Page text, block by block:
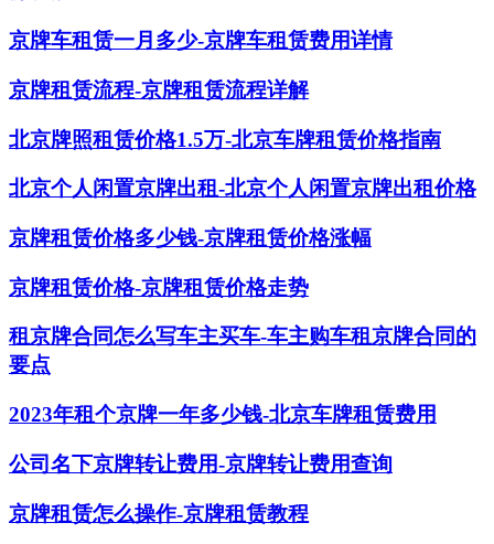
京牌车租赁一月多少-京牌车租赁费用详情
京牌租赁流程-京牌租赁流程详解
北京牌照租赁价格1.5万-北京车牌租赁价格指南
北京个人闲置京牌出租-北京个人闲置京牌出租价格
京牌租赁价格多少钱-京牌租赁价格涨幅
京牌租赁价格-京牌租赁价格走势
租京牌合同怎么写车主买车-车主购车租京牌合同的
要点
2023年租个京牌一年多少钱-北京车牌租赁费用
公司名下京牌转让费用-京牌转让费用查询
京牌租赁怎么操作-京牌租赁教程